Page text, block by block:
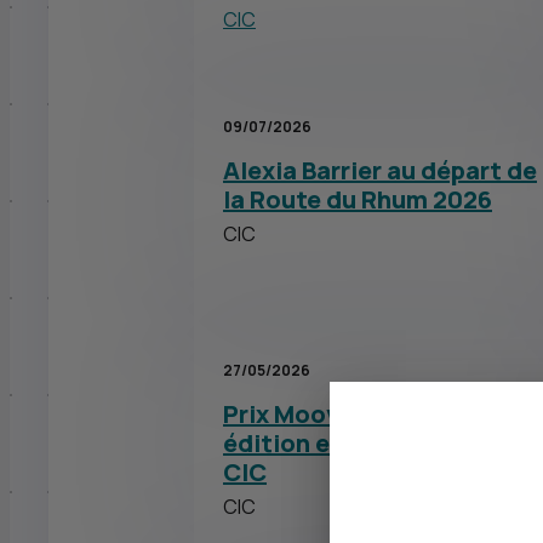
CIC
09/07/2026
Alexia Barrier au départ de
la Route du Rhum 2026
CIC
27/05/2026
Prix Moovjee 2026 : 17e
édition et palmarès avec le
CIC
CIC